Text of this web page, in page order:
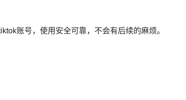
账号，使用安全可靠，不会有后续的麻烦。